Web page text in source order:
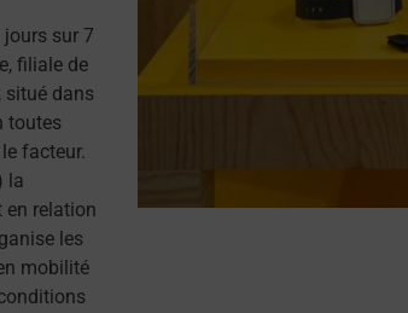
sur 7
filiale de
situé dans
toutes
facteur.
la
en relation
les
mobilité